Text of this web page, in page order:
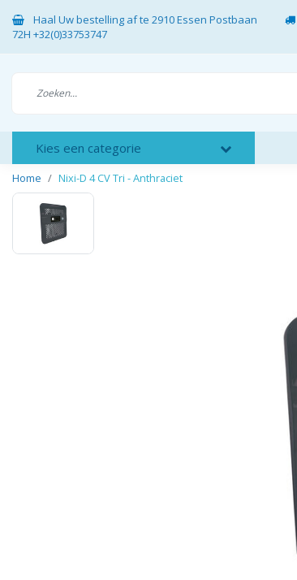
Haal Uw bestelling af te 2910 Essen Postbaan
72H +32(0)33753747
Kies een categorie
Home Nixi-D 4 CV Tri - Anthraciet